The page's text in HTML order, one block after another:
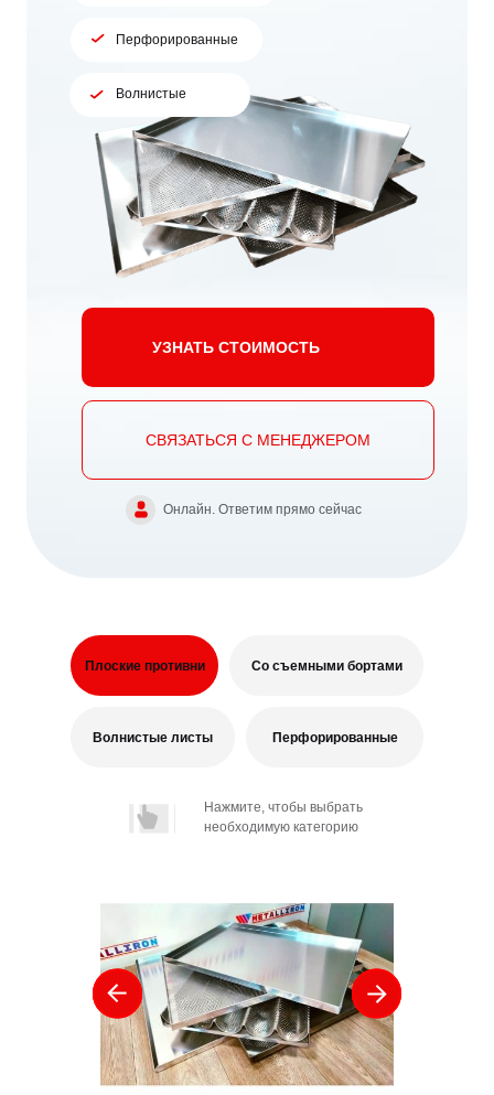
СВЯЗАТЬСЯ С МЕНЕДЖЕРОМ
УЗНАТЬ СТОИМОСТЬ
Перфорированные
Волнистые
Онлайн. Ответим прямо сейчас
Плоские противни Со съемными бортами
Перфорированные
Волнистые листы
Нажмите, чтобы выбрать
необходимую категорию